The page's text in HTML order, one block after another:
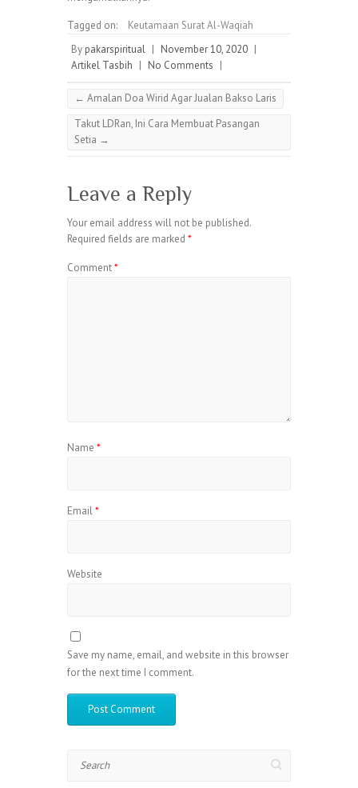
Tagged on:
Keutamaan Surat Al-Waqiah
By pakarspiritual | November 10, 2020 |
Artikel Tasbih | No Comments |
← Amalan Doa Wirid Agar Jualan Bakso Laris
Takut LDRan, Ini Cara Membuat Pasangan
Setia →
Leave a Reply
Your email address will not be published.
Required fields are marked *
Comment*
Name *
Email*
Website
Save my name, email, and website in this browser
for the next time I comment.